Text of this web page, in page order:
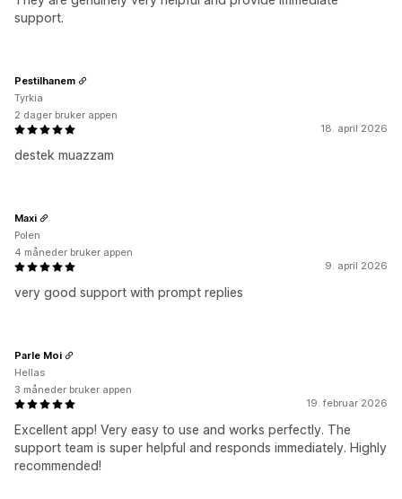
support.
18. april 2026
destek muazzam
Pestilhanem
Tyrkia
2 dager bruker appen
9. april 2026
very good support with prompt replies
Maxi
Polen
4 måneder bruker appen
19. februar 2026
Excellent app! Very easy to use and works perfectly. The
support team is super helpful and responds immediately. Highly
recommended!
Parle Moi
Hellas
3 måneder bruker appen